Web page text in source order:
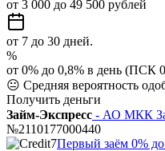
от 3 000 до 49 500 рублей
от 7 до 30 дней.
%
от 0% до 0,8% в день (ПСК
😐 Средняя вероятность
Получить деньги
Займ-Экспресс - АО МКК
№2110177000440
Первый заём 0%